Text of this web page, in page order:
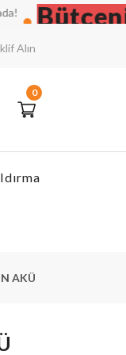
Bütçenizi
Alın
0
AKÜ